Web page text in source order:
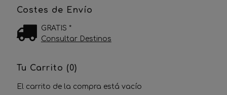
Costes de Envío
GRATIS *
Consultar Destinos
Tu Carrito (0)
El carrito de la compra está vacío